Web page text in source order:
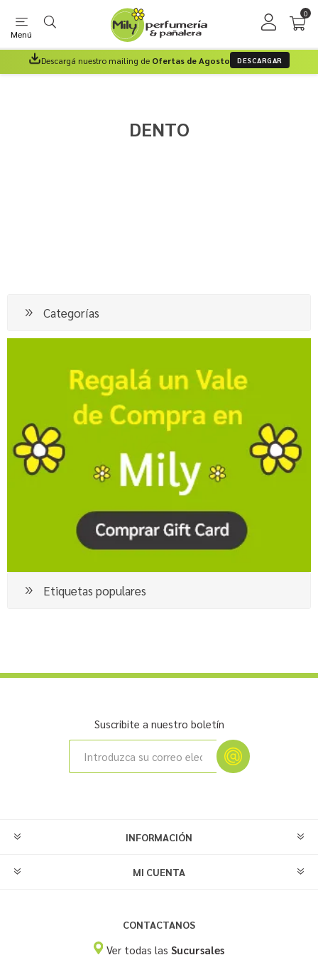
Menú
0
Descargá nuestro mailing de Ofertas de Agosto DESCARGAR
DENTO
Categorías
Etiquetas populares
Suscribite a nuestro boletín
INFORMACIÓN
MI CUENTA
CONTACTANOS
Ver todas lasSucursales